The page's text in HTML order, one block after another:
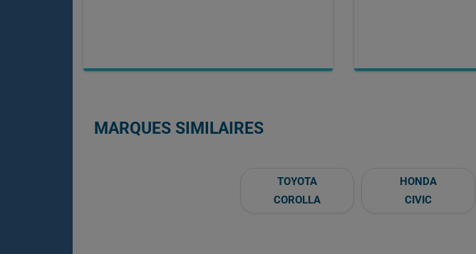
MARQUES SIMILAIRES
TOYOTA
COROLLA
HONDA
CIVIC